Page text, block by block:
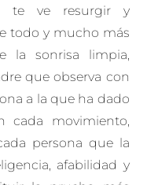
te ve resurgir y
todo y mucho más
la sonrisa limpia,
que observa con
a la que ha dado
cada movimiento,
persona que la
afabilidad y